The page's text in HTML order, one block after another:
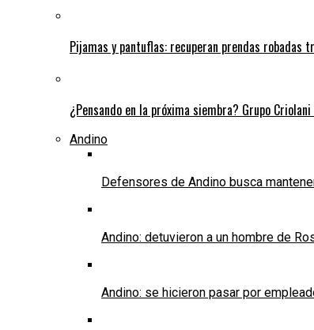
Pijamas y pantuflas: recuperan prendas robadas
¿Pensando en la próxima siembra? Grupo
Andino
Defensores de Andino busca
Andino: detuvieron a un hombre de
Andino: se hicieron pasar por